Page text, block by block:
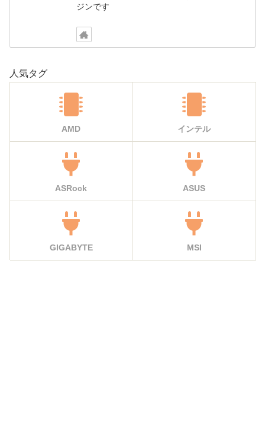
ジンです
人気タグ
AMD インテル
ASRock ASUS
GIGABYTE MSI